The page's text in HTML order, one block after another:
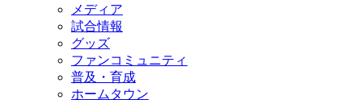
ビクトリーロード
HOMEGAME
観戦ルール＆マナー
ホームゲーム運営管理規定
Jリーグ運営管理規定
メディア
試合情報
グッズ
ファンコミュニティ
普及・育成
ホームタウン